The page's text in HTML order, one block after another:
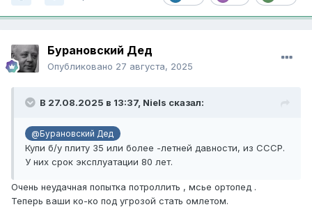
Бурановский Дед
Опубликовано 27 августа, 2025
В 27.08.2025 в 13:37, Niels сказал:
@Бурановский Дед
Купи б/у плиту 35 или более -летней давности, из СССР.
У них срок эксплуатации 80 лет.
Очень неудачная попытка потроллить , мсье ортопед .
Теперь ваши ко-ко под угрозой стать омлетом.